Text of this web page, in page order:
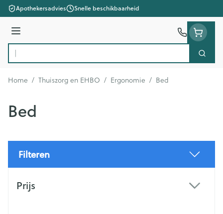
Ga naar de inhoud
Apothekersadvies Snelle beschikbaarheid
Menu
Product, merk, categorie...
Zoek
Home / Thuiszorg en EHBO / Ergonomie / Bed
Bed
Filteren
Prijs